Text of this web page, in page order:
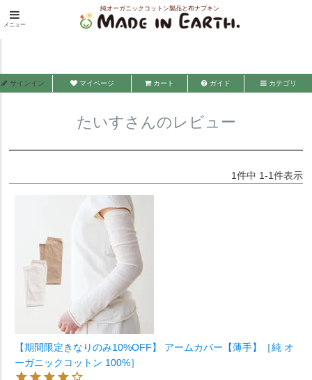
純オーガニックコットン製品と布ナプキン
メイド・イン・アース
メニュー
HOME たいすさんのレビュー
サインイン マイページ カート ガイド カテゴリ
たいすさんのレビュー
1件中 1-1件表示
【期間限定きなりのみ10%OFF】 アームカバー【薄手】［純 オ
ーガニックコットン 100%］